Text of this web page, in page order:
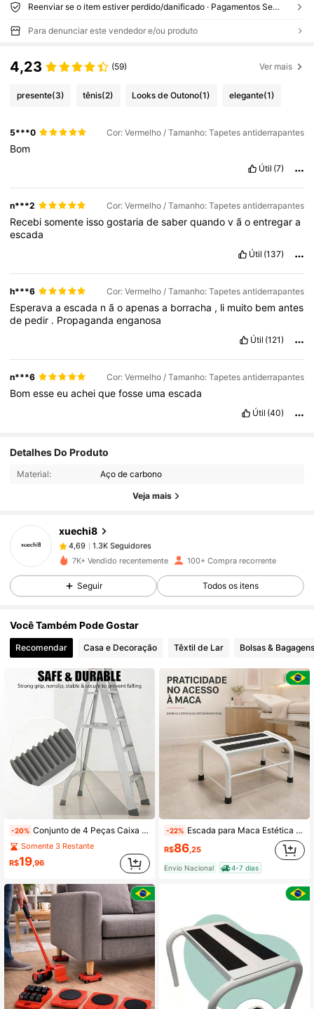
Reenviar se o item estiver perdido/danificado · Pagamentos Seguros · Proteção de privacidade
Para denunciar este vendedor e/ou produto
4,23 (59) Ver mais
presente(3) tênis(2) Looks de Outono(1) elegante(1)
5***0 Cor: Vermelho / Tamanho: Tapetes antiderrapantes
Bom
Útil (7)
n***2 Cor: Vermelho / Tamanho: Tapetes antiderrapantes
Recebisomente issogostariadesaberquandovãoentregara
escada
Útil (137)
h***6 Cor: Vermelho / Tamanho: Tapetes antiderrapantes
Esperavaaescada nãoapenasa borracha , li muito bemantes
de pedir . Propagandaenganosa
Útil (121)
n***6 Cor: Vermelho / Tamanho: Tapetes antiderrapantes
Bomesseeuacheiquefosse umaescada
Útil (40)
Detalhes Do Produto
Material: Aço de carbono
Veja mais
xuechi8
4,69
1.3K Seguidores
a***apago1 dia atrás
4,69 1.3K Seguidores
4,69 1.3K Seguidores
4,69 1.3K Seguidores
4,69 1.3K Seguidores
4,69 1.3K Seguidores
4,69 1.3K Seguidores
1.3K Seguidores
1.3K Seguidores
7K+ Vendido recentemente 100+ Compra recorrente
Seguir Todos os itens
Você Também Pode Gostar
Recomendar Casa e Decoração Têxtil de Lar Bolsas & Bagagens
-20% Conjunto de 4 Peças Caixa de Armazenamento de Ferramentas de Plástico com Design de Slot de Suspensão Serrilhado Antiderrapante, Pode Ser Pendurado na Borda da Escada, Para Organização e Armazenamento de Parafusos, Chaves e Peças, Reforma e Reparo Doméstico
Somente 3 Restante
R$19,96
-22% Escada para Maca Estética 1 Degrau com Faixas Antiderrapantes para Clínica Consultório e Atendimento
R$86,25
Envio Nacional 4-7 dias